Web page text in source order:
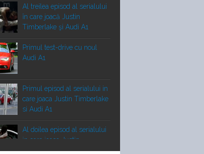
Al treilea episod al serialului
în care joacă Justin
Timberlake şi Audi A1
Primul test-drive cu noul
Audi A1
Primul episod al serialului in
care joaca Justin Timberlake
si Audi A1
Al doilea episod al serialului
in care joaca Justin
Timberlake si Audi A1